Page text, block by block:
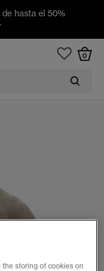
hasta el 50%
0
the storing of cookies on